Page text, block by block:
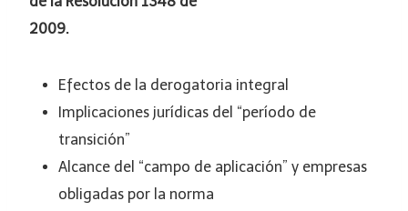
2009.
Efectos de la derogatoria integral
Implicaciones jurídicas del “período de
transición”
Alcance del “campo de aplicación” y empresas
obligadas por la norma